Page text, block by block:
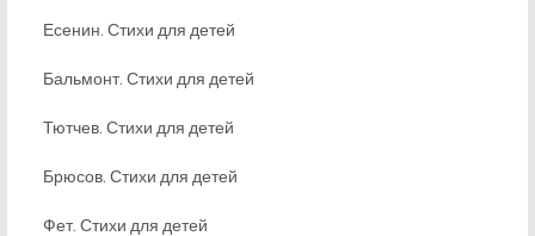
Есенин. Стихи для детей
Бальмонт. Стихи для детей
Тютчев. Стихи для детей
Брюсов. Стихи для детей
Фет. Стихи для детей